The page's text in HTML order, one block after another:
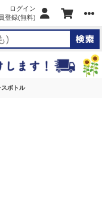
ログイン
登録(無料)
ボトル